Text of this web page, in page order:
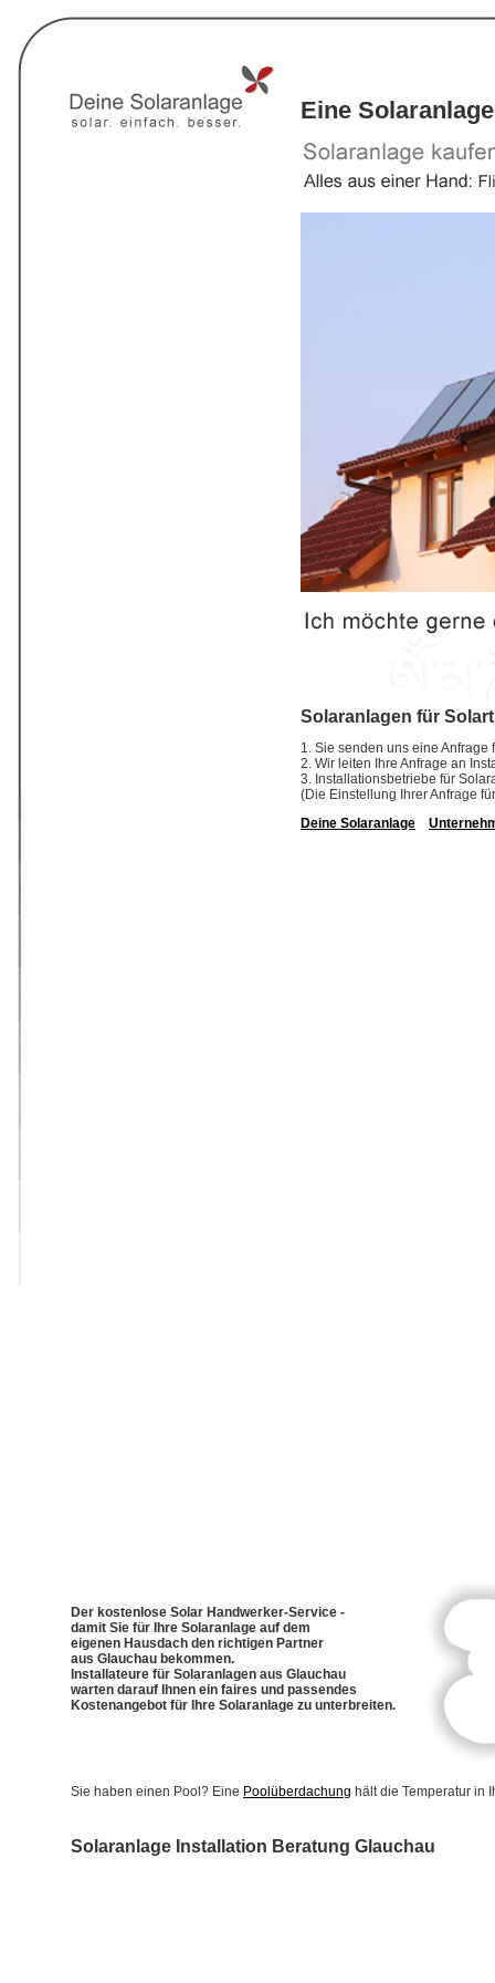
Eine
Solaranlagen für
1. Sie senden uns eine
2. Wir leiten Ihre Anfrage an
3. Installationsbetriebe für
(Die Einstellung Ihrer Anfrage
Deine Solaranlage
Der kostenlose Solar Handwerker-Service -
damit Sie für Ihre Solaranlage auf dem
eigenen Hausdach den richtigen Partner
aus Glauchau bekommen.
Installateure für Solaranlagen aus Glauchau
warten darauf Ihnen ein faires und passendes
Kostenangebot für Ihre Solaranlage zu unterbreiten.
Sie haben einen Pool? Eine Poolüberdachung hält die Temperatur in
Solaranlage Installation Beratung Glauchau